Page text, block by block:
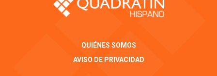
QUIÉNES SOMOS
AVISO DE PRIVACIDAD